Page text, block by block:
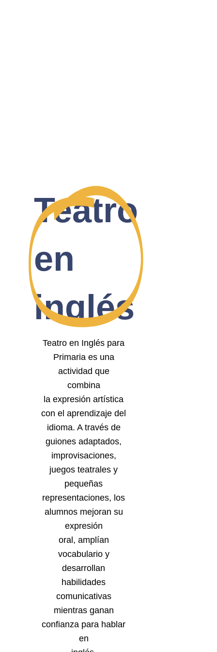
Teatro
en
inglés
Teatro en Inglés para
Primaria es una
actividad que
combina
la expresión artística
con el aprendizaje del
idioma. A través de
guiones adaptados,
improvisaciones,
juegos teatrales y
pequeñas
representaciones, los
alumnos mejoran su
expresión
oral, amplían
vocabulario y
desarrollan
habilidades
comunicativas
mientras ganan
confianza para hablar
en